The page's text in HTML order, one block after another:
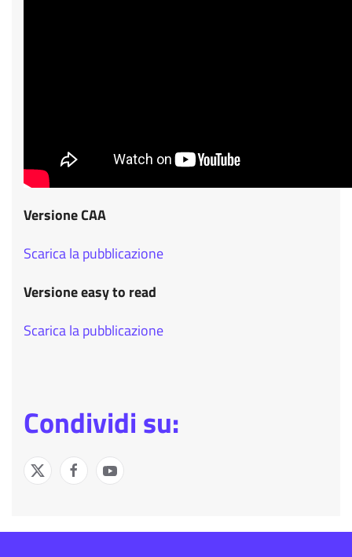
Versione CAA
Scarica la pubblicazione
Versione easy to read
Scarica la pubblicazione
Condividi su: